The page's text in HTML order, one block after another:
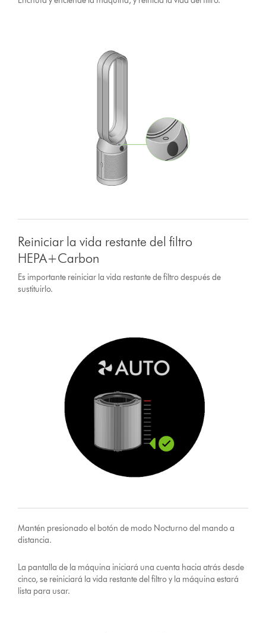
Reiniciar la vida restante del filtro
HEPA+Carbon
Es importante reiniciar la vida restante de filtro después de
sustituirlo.
Mantén presionado el botón de modo Nocturno del mando a
distancia.
La pantalla de la máquina iniciará una cuenta hacia atrás desde
cinco, se reiniciará la vida restante del filtro y la máquina estará
lista para usar.